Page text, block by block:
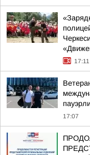
17:11
17:07